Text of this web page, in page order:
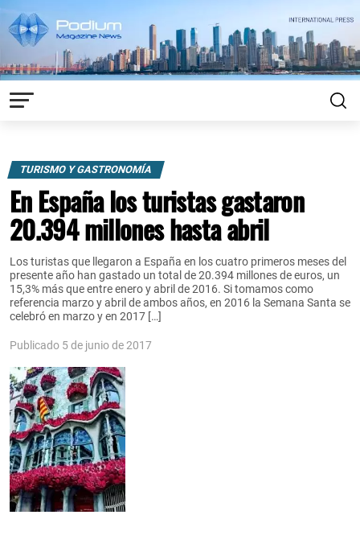
TURISMO Y GASTRONOMÍA
En España los turistas gastaron
20.394 millones hasta abril
Los turistas que llegaron a España en los cuatro primeros meses del
presente año han gastado un total de 20.394 millones de euros, un
15,3% más que entre enero y abril de 2016. Si tomamos como
referencia marzo y abril de ambos años, en 2016 la Semana Santa se
celebró en marzo y en 2017 […]
Publicado 5 de junio de 2017